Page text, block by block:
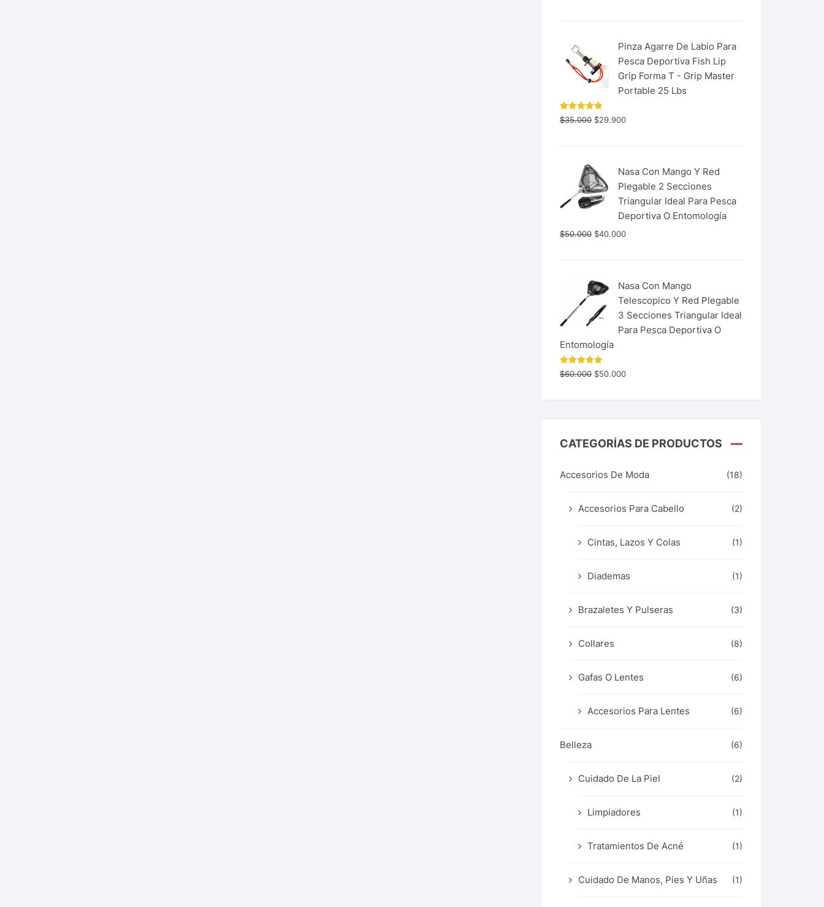
Pinza Agarre De Labio Para
Pesca Deportiva Fish Lip
Grip Forma T - Grip Master
Portable 25 Lbs
Valorado
con 5.00
$35.000 $29.900
Nasa Con Mango Y Red
Plegable 2 Secciones
Triangular Ideal Para Pesca
Deportiva O Entomología
$50.000 $40.000
Nasa Con Mango
Telescopico Y Red Plegable
3 Secciones Triangular Ideal
Para Pesca Deportiva O
Entomología
Valorado
con 5.00
$60.000 $50.000
CATEGORÍAS DE PRODUCTOS
Accesorios De Moda (18)
Accesorios Para Cabello (2)
Cintas, Lazos Y Colas (1)
Diademas (1)
Brazaletes Y Pulseras (3)
Collares (8)
Gafas O Lentes (6)
Accesorios Para Lentes (6)
Belleza (6)
Cuidado De La Piel (2)
Limpiadores (1)
Tratamientos De Acné (1)
Cuidado De Manos, Pies Y Uñas (1)